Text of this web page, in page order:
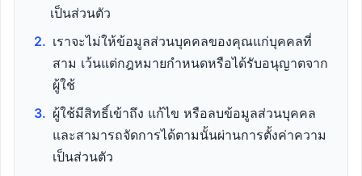
เป็นส่วนตัว
2. เราจะไม่ให้ข้อมูลส่วนบุคคลของคุณแก่บุคคลที่
สาม เว้นแต่กฎหมายกำหนดหรือได้รับอนุญาตจาก
ผู้ใช้
3. ผู้ใช้มีสิทธิ์เข้าถึง แก้ไข หรือลบข้อมูลส่วนบุคคล
และสามารถจัดการได้ตามนั้นผ่านการตั้งค่าความ
เป็นส่วนตัว